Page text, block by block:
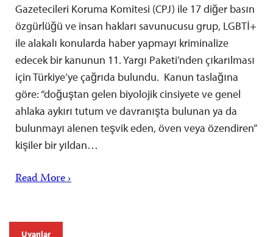
Gazetecileri Koruma Komitesi (CPJ) ile 17 diğer basın
özgürlüğü ve insan hakları savunucusu grup, LGBTİ+
ile alakalı konularda haber yapmayı kriminalize
edecek bir kanunun 11. Yargı Paketi’nden çıkarılması
için Türkiye’ye çağrıda bulundu. Kanun taslağına
göre: “doğuştan gelen biyolojik cinsiyete ve genel
ahlaka aykırı tutum ve davranışta bulunan ya da
bulunmayı alenen teşvik eden, öven veya özendiren”
kişiler bir yıldan…
Read More ›
Uyarılar